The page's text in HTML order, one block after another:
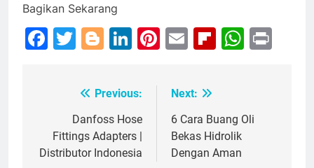
Bagikan Sekarang
Facebook
Twitter
Blogger
LinkedIn
Pinterest
Email
navigation
Previous:
Danfoss Hose
Fittings Adapters |
Distributor Indonesia
Next:
6 Cara Buang Oli
Bekas Hidrolik
Dengan Aman